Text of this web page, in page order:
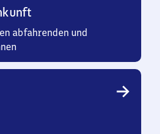
abfahrenden und